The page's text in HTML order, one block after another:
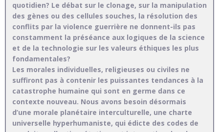
quotidien? Le débat sur le clonage, sur la manipulation
des gènes ou des cellules souches, la résolution des
conflits par la violence guerrière ne donnent-ils pas
constamment la préséance aux logiques de la science
et de la technologie sur les valeurs éthiques les plus
fondamentales?
Les morales individuelles, religieuses ou civiles ne
suffiront pas à contenir les puissantes tendances à la
catastrophe humaine qui sont en germe dans ce
contexte nouveau. Nous avons besoin désormais
d’une morale planétaire interculturelle, une charte
universelle hyperhumaniste, qui édicte des codes de